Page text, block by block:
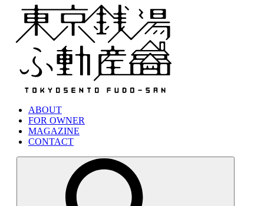
ABOUT
FOR OWNER
MAGAZINE
CONTACT